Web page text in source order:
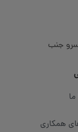
جنب
همکاری